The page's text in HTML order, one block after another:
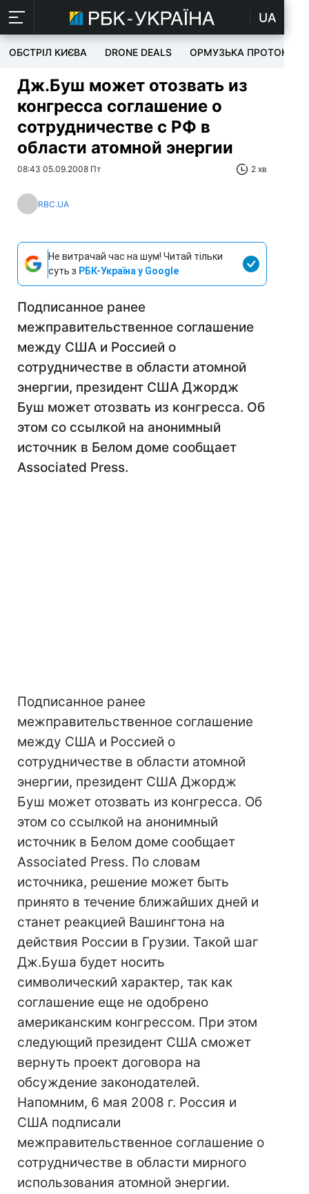
UA
ОБСТРІЛ КИЄВА DRONE DEALS ОРМУЗЬКА ПРОТОКА
Дж.Буш может отозвать из
конгресса соглашение о
сотрудничестве с РФ в
области атомной энергии
08:43 05.09.2008 Пт 2 хв
RBC.UA
Не витрачай час на шум! Читай тільки
суть з РБК-Україна у Google
Подписанное ранее
межправительственное соглашение
между США и Россией о
сотрудничестве в области атомной
энергии, президент США Джордж
Буш может отозвать из конгресса. Об
этом со ссылкой на анонимный
источник в Белом доме сообщает
Associated Press.
Подписанное ранее
межправительственное соглашение
между США и Россией о
сотрудничестве в области атомной
энергии, президент США Джордж
Буш может отозвать из конгресса. Об
этом со ссылкой на анонимный
источник в Белом доме сообщает
Associated Press. По словам
источника, решение может быть
принято в течение ближайших дней и
станет реакцией Вашингтона на
действия России в Грузии. Такой шаг
Дж.Буша будет носить
символический характер, так как
соглашение еще не одобрено
американским конгрессом. При этом
следующий президент США сможет
вернуть проект договора на
обсуждение законодателей.
Напомним, 6 мая 2008 г. Россия и
США подписали
межправительственное соглашение о
сотрудничестве в области мирного
использования атомной энергии.